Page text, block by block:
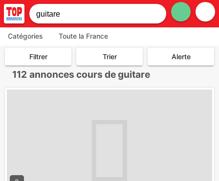
Catégories Toute la France
Filtrer Trier Alerte
112 annonces cours de guitare